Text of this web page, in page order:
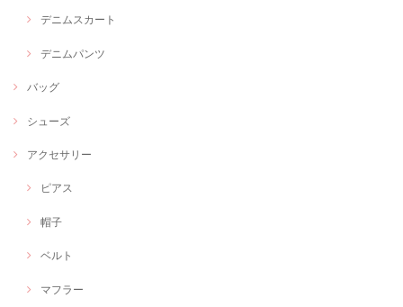
デニムスカート
デニムパンツ
バッグ
シューズ
アクセサリー
ピアス
帽子
ベルト
マフラー